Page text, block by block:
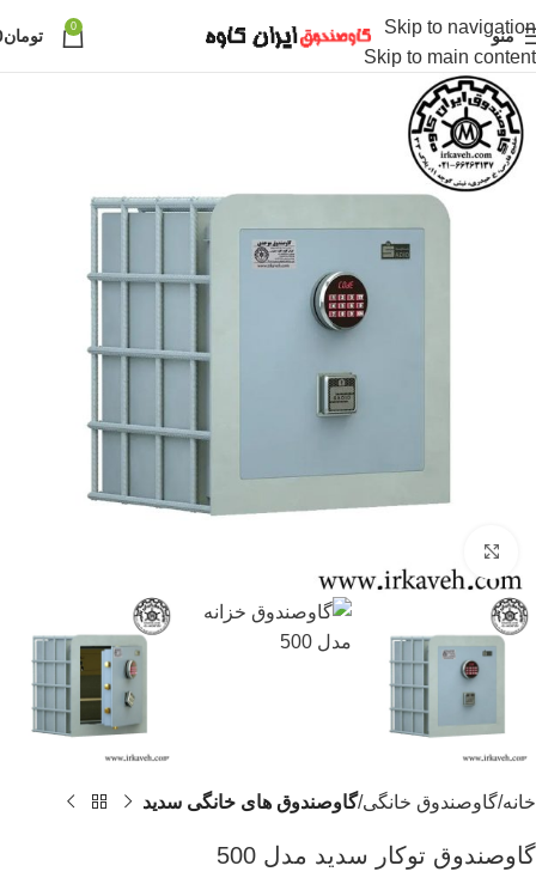
Skip to navigation
Skip to main content
منو 0 تومان
خانه گاوصندوق خانگی گاوصندوق های خانگی سدید
گاوصندوق توکار سدید مدل 500